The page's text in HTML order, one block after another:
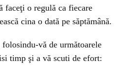
faceţi o regulă ca fiecare
cina o dată pe săptămână.
vă de următoarele
timp şi a vă scuti de efort: